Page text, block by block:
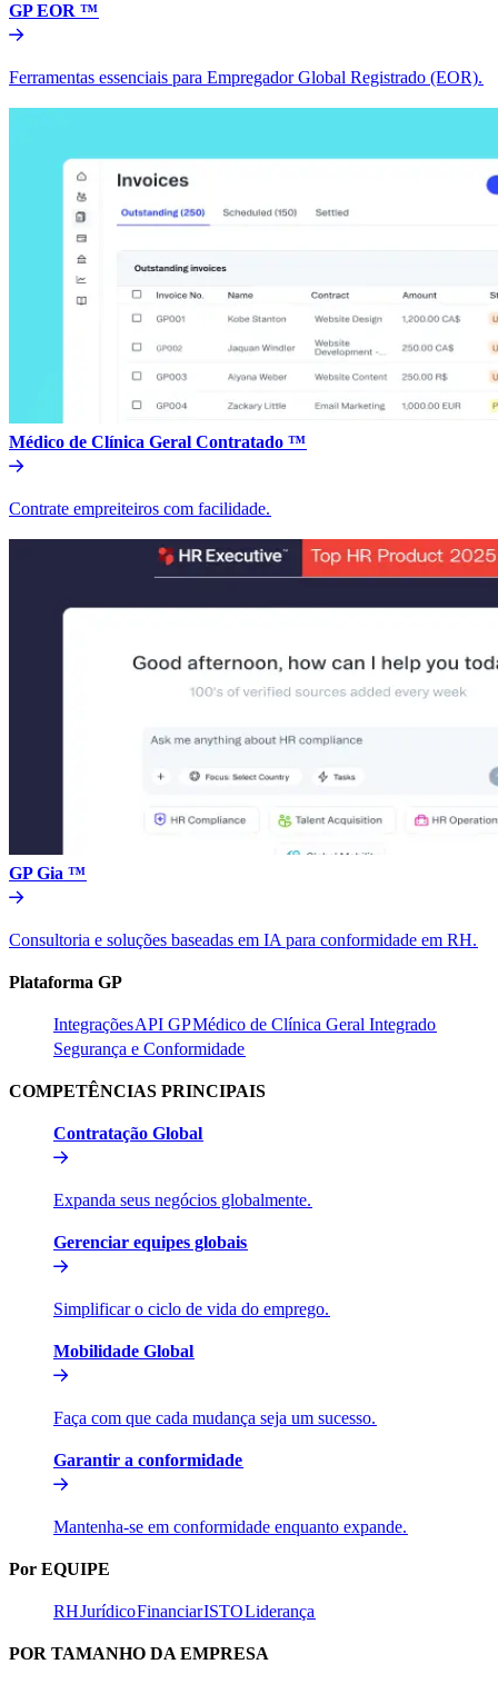
GP EOR ™​​
Ferramentas essenciais para Empregador Global Registrado (EOR).​​
Médico de Clínica Geral Contratado ™​​
Contrate empreiteiros com facilidade.​​
GP Gia ™​​
Consultoria e soluções baseadas em IA para conformidade em RH.​​
Plataforma GP​​
Integrações​​API GP​​Médico de Clínica Geral Integrado​​
Segurança e Conformidade​​
COMPETÊNCIAS PRINCIPAIS​​
Contratação Global​​
Expanda seus negócios globalmente.​​
Gerenciar equipes globais​​
Simplificar o ciclo de vida do emprego.​​
Mobilidade Global​​
Faça com que cada mudança seja um sucesso.​​
Garantir a conformidade​​
Mantenha-se em conformidade enquanto expande.​​
Por EQUIPE​​
RH​​Jurídico​​Financiar​​ISTO​​Liderança​​
POR TAMANHO DA EMPRESA​​